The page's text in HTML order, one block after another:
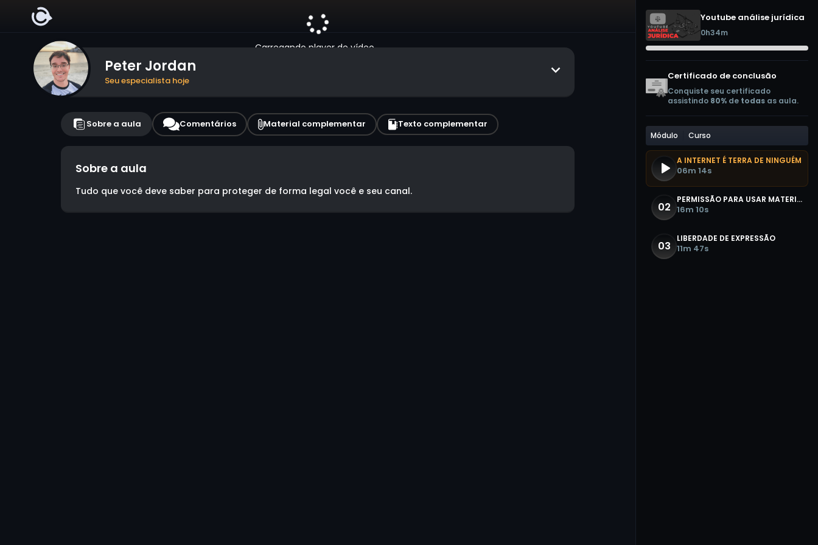
Youtube análise jurídica
0h34m
Certificado de conclusão
Conquiste seu certificado
assistindo 80%de todasas aula.
Módulo Curso
A INTERNET É TERRA DE NINGUÉM
06m 14s
PERMISSÃO PARA USAR MATERIAL DOS OUTROS
16m 10s
LIBERDADE DE EXPRESSÃO
11m 47s
Carregando player de vídeo...
Peter Jordan
Seu especialista hoje
Sobre a aula Comentários Material complementar Texto complementar
Sobre a aula
Tudo que você deve saber para proteger de forma legal você e seu canal.